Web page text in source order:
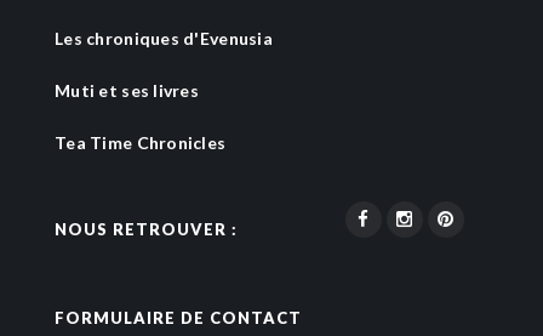
Les chroniques d'Evenusia
Muti et ses livres
Tea Time Chronicles
NOUS RETROUVER :
FORMULAIRE DE CONTACT